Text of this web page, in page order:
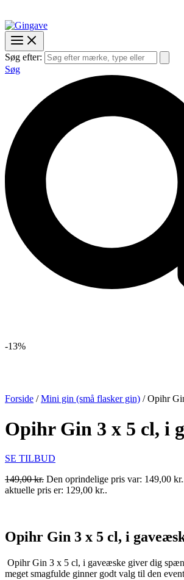
Søg efter:
Søg
-13%
Forside /Mini gin (små flasker gin) / Opihr
Opihr Gin 3 x 5 cl, i
SE TILBUD
149,00kr. Den oprindelige pris var: 149,00
aktuelle pris er: 129,00 kr..
Opihr Gin 3 x 5 cl, i
Opihr Gin 3 x 5 cl, i gaveæske giver dig
meget smagfulde ginner godt valg til den